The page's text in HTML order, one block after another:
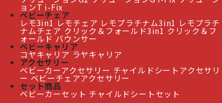
ョンT i-Fix
ベビーチェア
レモ3in1 レモチェア レモプラチナム3in1 レモプラチ
ナムチェア クリック＆フォールド3in1 クリック＆フ
ォールド バウンサー
ベビーキャリア
コヤキャリア ラヤキャリア
アクセサリー
ベビーカーアクセサリー チャイルドシートアクセサリ
ー ベビーチェアアクセサリー
セット商品
ベビーカーセット チャイルドシートセット
レモ ラーニングタワー [ おすすめ商品]
表示順変更
表示数:
並び順 :
閉じる
件
特集で絞り込む